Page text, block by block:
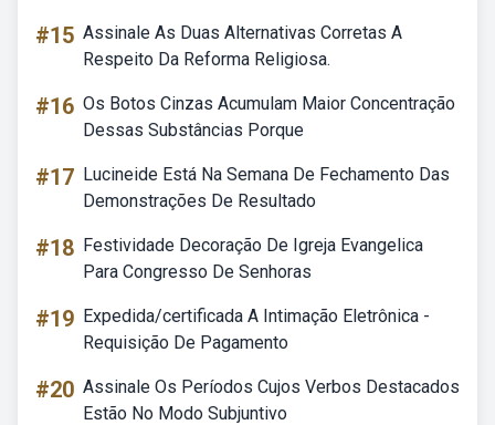
#15 Assinale As Duas Alternativas Corretas A
Respeito Da Reforma Religiosa.
#16 Os Botos Cinzas Acumulam Maior Concentração
Dessas Substâncias Porque
#17 Lucineide Está Na Semana De Fechamento Das
Demonstrações De Resultado
#18 Festividade Decoração De Igreja Evangelica
Para Congresso De Senhoras
#19 Expedida/certificada A Intimação Eletrônica -
Requisição De Pagamento
#20 Assinale Os Períodos Cujos Verbos Destacados
Estão No Modo Subjuntivo